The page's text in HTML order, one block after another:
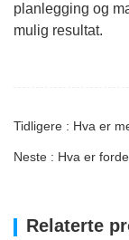
planlegging og
mulig resultat.
Tidligere : Hva er
Neste : Hva er
Relaterte